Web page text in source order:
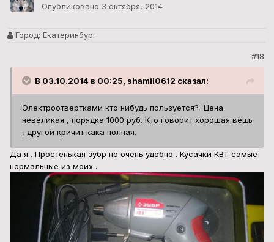
Опубликовано 3 октября, 2014
Город: Екатеринбург
#18
В 03.10.2014 в 00:25, shamil0612 сказал:
Электроотвертками кто нибудь пользуется? Цена
невеликая , порядка 1000 руб. Кто говорит хорошая вещь
, другой кричит кака полная.
Да я . Простенькая зубр но очень удобно . Кусачки КВТ самые
нормальные из моих .